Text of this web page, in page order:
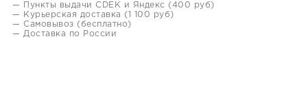
— Пункты выдачи CDEK и Яндекс (400 руб)
— Курьерская доставка (1 100 руб)
— Самовывоз (бесплатно)
— Доставка по России